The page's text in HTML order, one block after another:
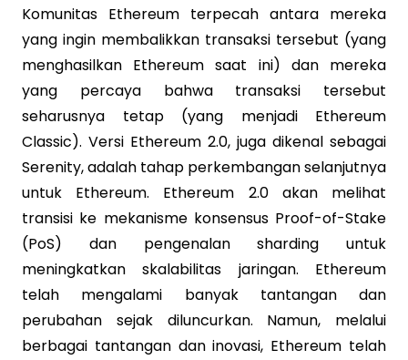
Komunitas Ethereum terpecah antara mereka
yang ingin membalikkan transaksi tersebut (yang
menghasilkan Ethereum saat ini) dan mereka
yang percaya bahwa transaksi tersebut
seharusnya tetap (yang menjadi Ethereum
Classic). Versi Ethereum 2.0, juga dikenal sebagai
Serenity, adalah tahap perkembangan selanjutnya
untuk Ethereum. Ethereum 2.0 akan melihat
transisi ke mekanisme konsensus Proof-of-Stake
(PoS) dan pengenalan sharding untuk
meningkatkan skalabilitas jaringan. Ethereum
telah mengalami banyak tantangan dan
perubahan sejak diluncurkan. Namun, melalui
berbagai tantangan dan inovasi, Ethereum telah